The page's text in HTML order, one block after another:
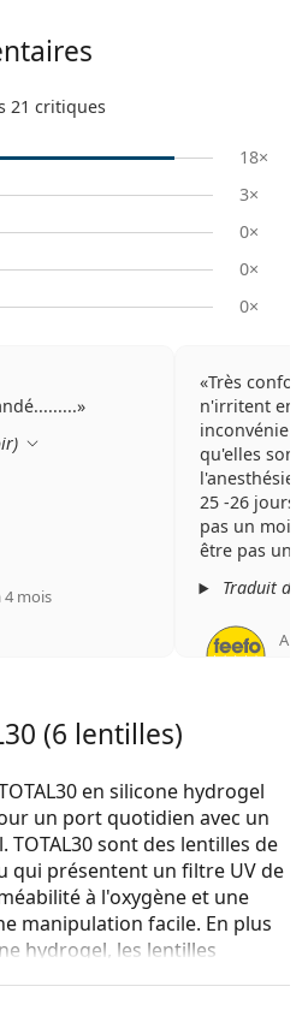
21 critiques
18×
3×
0×
0×
0×
)
4 mois
5 sur 5
Très
n'irritent en
qu'elles
25 -26 jours
pas un mois
être pas
le
ou dans
expliquer la
Traduit
(6 lentilles)
en silicone hydrogel
un port quotidien avec un
sont des lentilles de
qui présentent un filtre UV de
à l'oxygène et une
manipulation facile. En plus
hydrogel, les lentilles
et une excellente vision.